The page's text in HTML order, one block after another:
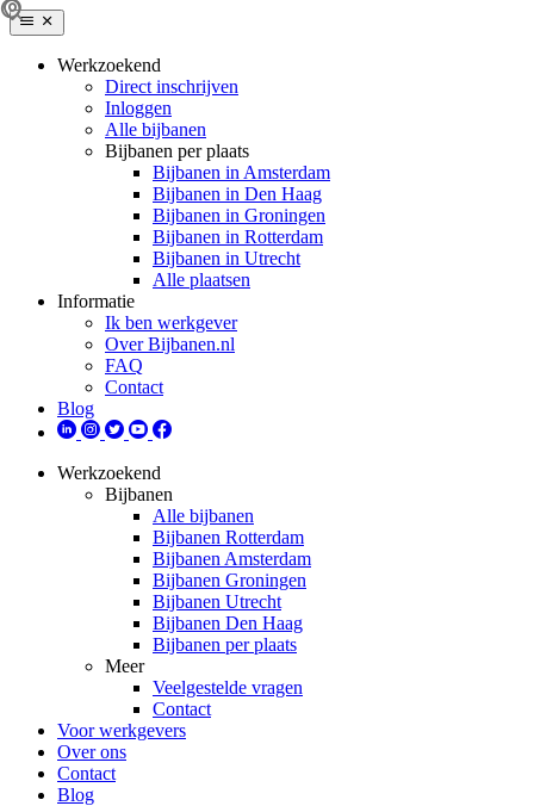
Werkzoekend
Direct inschrijven
Inloggen
Alle bijbanen
Bijbanen per plaats
Bijbanen in Amsterdam
Bijbanen in Den Haag
Bijbanen in Groningen
Bijbanen in Rotterdam
Bijbanen in Utrecht
Alle plaatsen
Informatie
Ik ben werkgever
Over Bijbanen.nl
FAQ
Contact
Blog
Werkzoekend
Bijbanen
Alle bijbanen
Bijbanen Rotterdam
Bijbanen Amsterdam
Bijbanen Groningen
Bijbanen Utrecht
Bijbanen Den Haag
Bijbanen per plaats
Meer
Veelgestelde vragen
Contact
Voor werkgevers
Over ons
Contact
Blog